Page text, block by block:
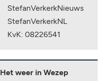
StefanVerkerkNieuws
StefanVerkerkNL
KvK: 08226541
Het weer in Wezep